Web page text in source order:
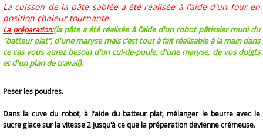
La cuisson de la pâte sablée a été réalisée à l'aide d'un four en
position chaleur tournante.
La préparation:(la pâte a été réalisée à l'aide d'un robot pâtissier muni du
"batteur plat", d'une maryse mais c'est tout à fait réalisable à la main dans
ce cas vous aurez besoin d'un cul-de-poule, d'une maryse, de vos doigts
et d'un plan de travail).
Peser les poudres.
Dans la cuve du robot, à l'aide du batteur plat, mélanger le beurre avec le
sucre glace sur la vitesse 2 jusqu'à ce que la préparation devienne crémeuse.